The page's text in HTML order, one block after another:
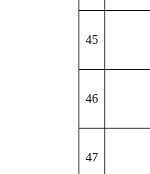
45
46
47